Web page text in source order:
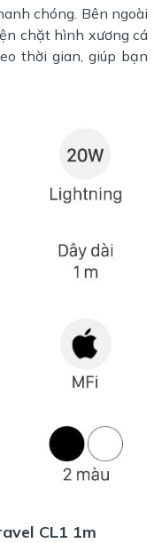
chóng. Bên ngoài
chặt hình xương cá
thời gian, giúp bạn
CL1 1m